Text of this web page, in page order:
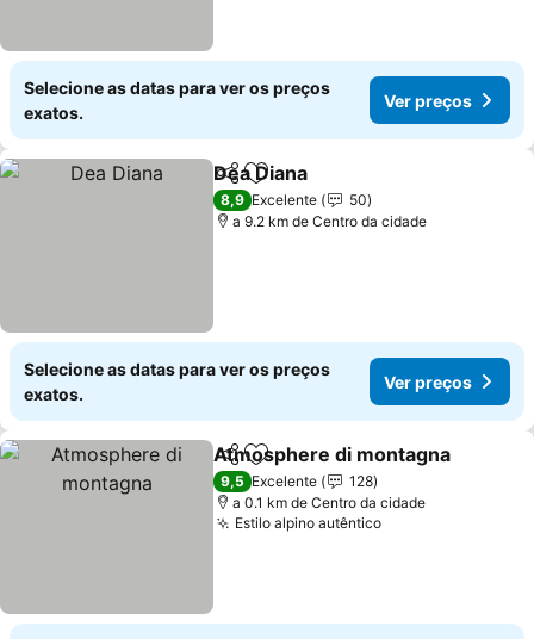
Selecione as datas para ver os preços
exatos.
Ver preços
PartilharAdicionar aos favoritos
Dea Diana
8,9 Excelente
50
a 9.2 km de Centro da cidade
Selecione as datas para ver os preços
exatos.
Ver preços
PartilharAdicionar aos favoritos
Atmosphere di montagna
9,5 Excelente
128
a 0.1 km de Centro da cidade
Estilo alpino autênticoVer preços